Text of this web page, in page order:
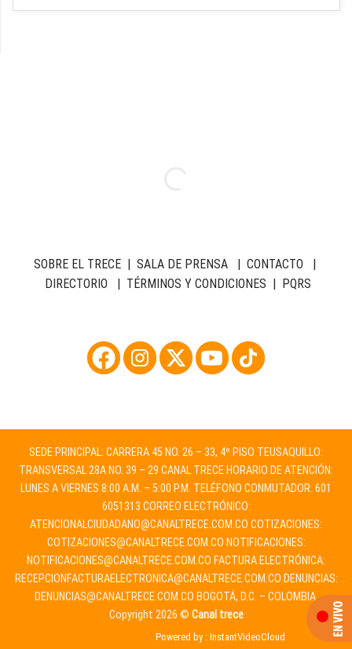
SOBRE EL TRECE| SALA DE PRENSA| CONTACTO |
DIRECTORIO | TÉRMINOS Y CONDICIONES | PQRS
SEDE PRINCIPAL: CARRERA 45 NO. 26 – 33, 4º PISO TEUSAQUILLO:
TRANSVERSAL 28A NO. 39 – 29 CANAL TRECE HORARIO DE ATENCIÓN:
LUNES A VIERNES 8:00 A.M. – 5:00 P.M. TELÉFONO CONMUTADOR: 601
6051313 CORREO ELECTRÓNICO:
ATENCIONALCIUDADANO@CANALTRECE.COM.CO COTIZACIONES:
COTIZACIONES@CANALTRECE.COM.CO NOTIFICACIONES:
NOTIFICACIONES@CANALTRECE.COM.CO FACTURA ELECTRÓNICA:
RECEPCIONFACTURAELECTRONICA@CANALTRECE.COM.CO DENUNCIAS:
DENUNCIAS@CANALTRECE.COM.CO BOGOTÁ, D.C. – COLOMBIA.
Copyright 2026 © Canal trece
Powered by : InstantVideoCloud